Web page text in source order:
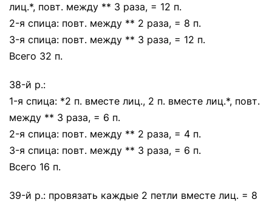
лиц.*, повт. между ** 3 раза, = 12 п.
2-я спица: повт. между ** 2 раза, = 8 п.
3-я спица: повт. между ** 3 раза, = 12 п.
Всего 32 п.
38-й р.:
1-я спица: *2 п. вместе лиц., 2 п. вместе лиц.*, повт.
между ** 3 раза, = 6 п.
2-я спица: повт. между ** 2 раза, = 4 п.
3-я спица: повт. между ** 3 раза, = 6 п.
Всего 16 п.
39-й р.: провязать каждые 2 петли вместе лиц. = 8